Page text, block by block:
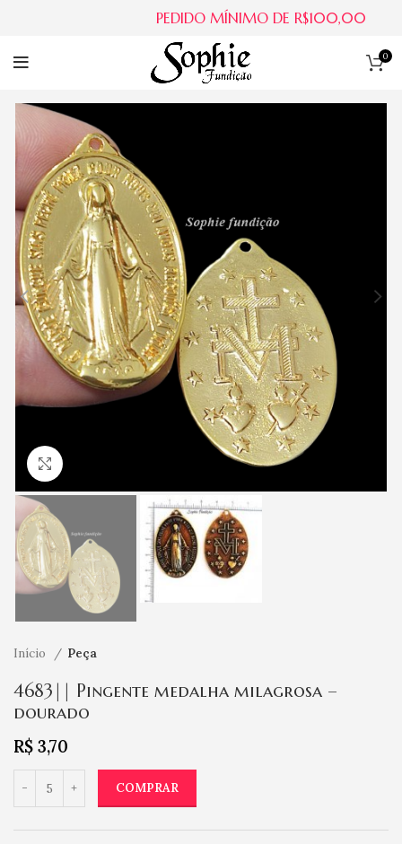
0
Início Peça
4683|| Pingente medalha milagrosa –
dourado
R$ 3,70
COMPRAR
PEDIDO MÍNIMO DE R$100,00